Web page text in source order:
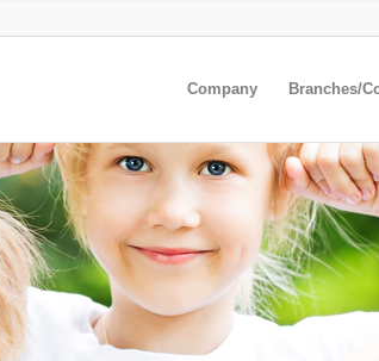
Company Branches/